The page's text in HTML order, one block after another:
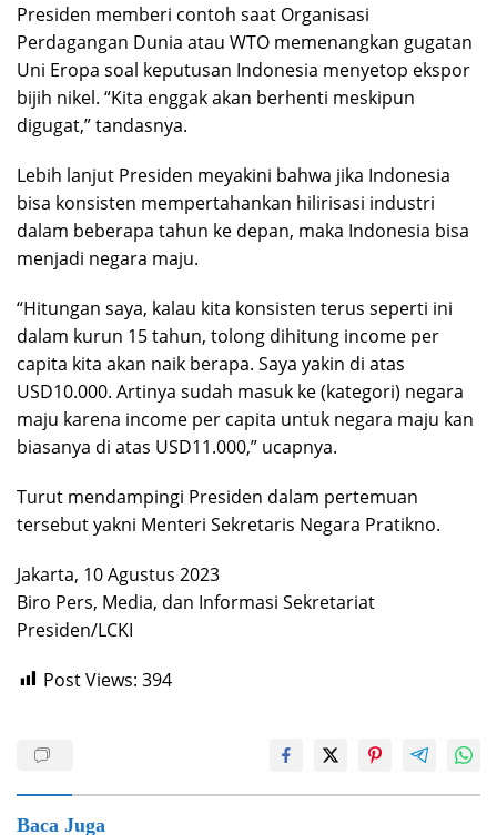
Presiden memberi contoh saat Organisasi
Perdagangan Dunia atau WTO memenangkan gugatan
Uni Eropa soal keputusan Indonesia menyetop ekspor
bijih nikel. “Kita enggak akan berhenti meskipun
digugat,” tandasnya.
Lebih lanjut Presiden meyakini bahwa jika Indonesia
bisa konsisten mempertahankan hilirisasi industri
dalam beberapa tahun ke depan, maka Indonesia bisa
menjadi negara maju.
“Hitungan saya, kalau kita konsisten terus seperti ini
dalam kurun 15 tahun, tolong dihitung income per
capita kita akan naik berapa. Saya yakin di atas
USD10.000. Artinya sudah masuk ke (kategori) negara
maju karena income per capita untuk negara maju kan
biasanya di atas USD11.000,” ucapnya.
Turut mendampingi Presiden dalam pertemuan
tersebut yakni Menteri Sekretaris Negara Pratikno.
Jakarta, 10 Agustus 2023
Biro Pers, Media, dan Informasi Sekretariat
Presiden/LCKI
Post Views: 394
Baca Juga